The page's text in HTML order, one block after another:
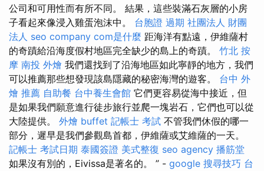
公司和可用性而有所不同。 結果，這些裝滿石灰層的小房
子看起來像浸入雞蛋泡沫中。 台胞證 過期 社團法人 財團
法人 seo company com是什麼 距海洋有點遠，伊維薩村
的奇蹟給沿海度假村地區完全缺少的島上的奇蹟。 竹北 按
摩 南投 外燴 我們還找到了沿海地區如此寧靜的地方，我們
可以推薦那些想發現該島隱藏的秘密海灣的遊客。 台中 外
燴 推薦 自助餐 台中養生會館 它們更容易從海中接近，但
是如果我們願意進行徒步旅行並爬一塊岩石，它們也可以從
大陸提供。 外燴 buffet 記帳士 考試 不管我們休假的哪一
部分，遲早是我們參觀島首都，伊維薩或艾維薩的一天。
記帳士 考試日期 泰國簽證 美式整復 seo agency 播筋堂
如果沒有別的，Eivissa是著名的。 ” - google 搜尋技巧 台